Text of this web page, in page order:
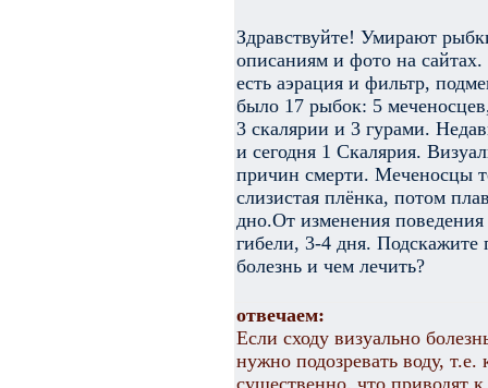
Здравствуйте! Умирают
описаниям и фото на
есть аэрация и фильтр,
было 17 рыбок: 5
3 скалярии и 3 гурами.
и сегодня 1 Скалярия.
причин смерти. Меченосцы
слизистая плёнка, потом
дно.От изменения
гибели, 3-4 дня. Подскажите
болезнь и чем лечить?
отвечаем:
Если сходу визуально
нужно подозревать воду,
существенно, что приводят